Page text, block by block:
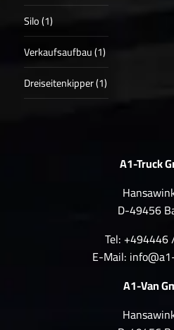
Silo (1)
Verkaufsaufbau (1)
Dreiseitenkipper (1)
A1-Truck
D-49456
Tel:
E-Mail:
A1-Van